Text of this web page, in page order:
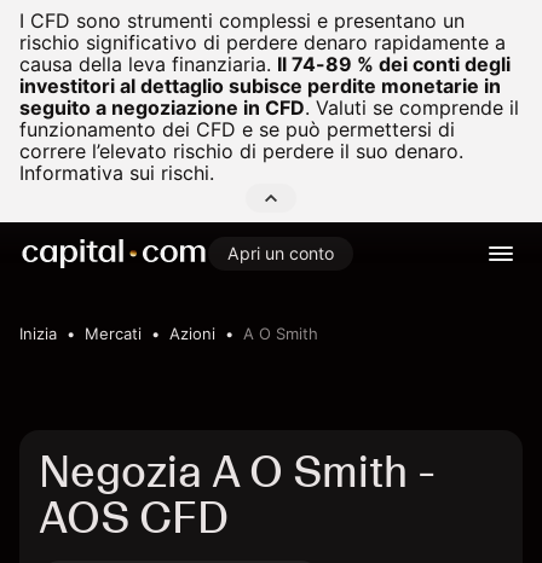
I CFD sono strumenti complessi e presentano un
rischio significativo di perdere denaro rapidamente a
causa della leva finanziaria. Il 74-89 % dei conti degli
investitori al dettaglio subisce perdite monetarie in
seguito a negoziazione in CFD. Valuti se comprende il
funzionamento dei CFD e se può permettersi di
correre l’elevato rischio di perdere il suo denaro.
Informativa sui rischi.
Apri un conto
Inizia Mercati Azioni A O Smith
Negozia A O Smith -
AOS CFD